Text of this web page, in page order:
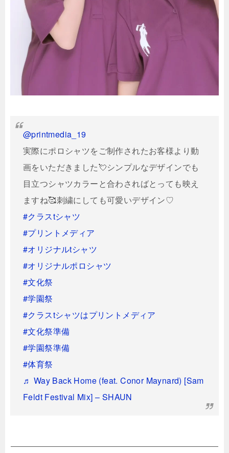
@printmedia_19
実際にポロシャツをご制作されたお客様より動
画をいただきました💘シンプルなデザインでも
目立つシャツカラーと合わさればとっても映え
ますね🥰刺繍にしても可愛いデザイン♡
#クラスtシャツ
#プリントメディア
#オリジナルtシャツ
#オリジナルポロシャツ
#文化祭
#学園祭
#クラスtシャツはプリントメディア
#文化祭準備
#学園祭準備
#体育祭
♬ Way Back Home (feat. Conor Maynard) [Sam
Feldt Festival Mix] – SHAUN